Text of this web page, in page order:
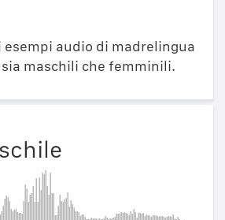
esempi audio di madrelingua
maschili che femminili.